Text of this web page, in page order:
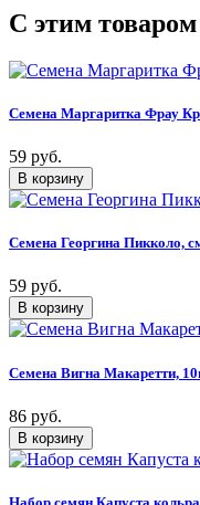
C этим
Семена Маргаритка Фрау
59 руб.
Семена Георгина Пикколо,
59 руб.
Семена Вигна Макаретти,
86 руб.